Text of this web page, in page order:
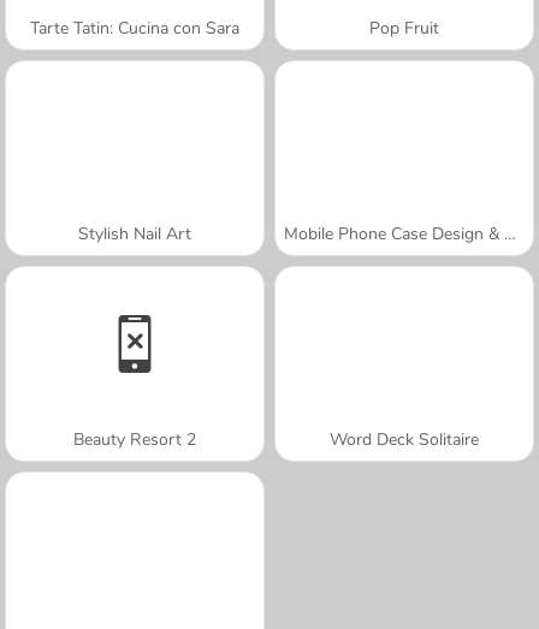
Tarte Tatin: Cucina con Sara Pop Fruit
Stylish Nail Art Mobile Phone Case Design & DIY
Beauty Resort 2 Word Deck Solitaire